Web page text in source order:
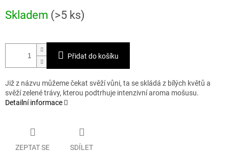
cena:
Skladem (>5 ks)
Přidat do košíku
Již z názvu můžeme čekat svěží vůni, ta se skládá z bílých květů a
svěží zelené trávy, kterou podtrhuje intenzivní aroma mošusu.
Detailní informace
ZEPTAT SE SDÍLET